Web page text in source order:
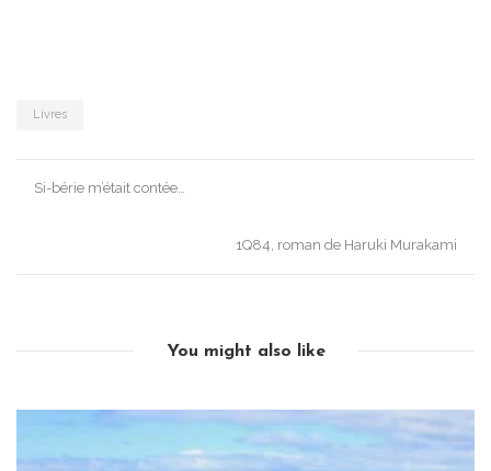
Livres
Post
Si-bérie m’était contée…
1Q84, roman de Haruki Murakami
You might also like